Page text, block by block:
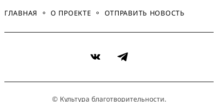
ГЛАВНАЯ О ПРОЕКТЕ ОТПРАВИТЬ НОВОСТЬ
VK Telegram
© Культура благотворительности.